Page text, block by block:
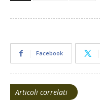
Facebook
Articoli correlati